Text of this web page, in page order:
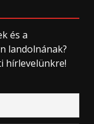
és a
landolnának?
hírlevelünkre!